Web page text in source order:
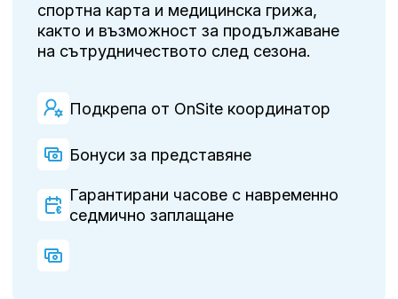
спортна карта и медицинска грижа,
както и възможност за продължаване
на сътрудничеството след сезона.
Подкрепа от OnSite координатор
Бонуси за представяне
Гарантирани часове с навременно
седмично заплащане